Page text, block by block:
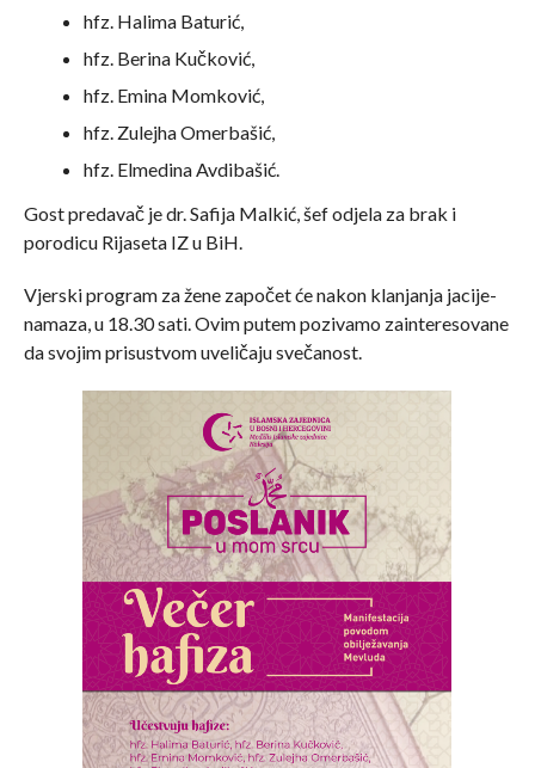
hfz. Halima Baturić,
hfz. Berina Kučković,
hfz. Emina Momković,
hfz. Zulejha Omerbašić,
hfz. Elmedina Avdibašić.
Gost predavač je dr. Safija Malkić, šef odjela za brak i
porodicu Rijaseta IZ u BiH.
Vjerski program za žene započet će nakon klanjanja jacije-
namaza, u 18.30 sati. Ovim putem pozivamo zainteresovane
da svojim prisustvom uveličaju svečanost.